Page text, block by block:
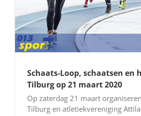
Schaats-Loop, schaatsen en
Tilburg op 21 maart 2020
Op zaterdag 21 maart
Tilburg en atletiekvereniging